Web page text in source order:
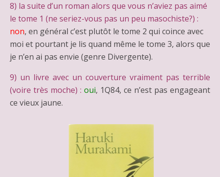
8) la suite d’un roman alors que vous n’aviez pas aimé
le tome 1 (ne seriez-vous pas un peu masochiste?) :
non, en général c’est plutôt le tome 2 qui coince avec
moi et pourtant je lis quand même le tome 3, alors que
je n’en ai pas envie (genre Divergente).
9) un livre avec un couverture vraiment pas terrible
(voire très moche) : oui, 1Q84, ce n’est pas engageant
ce vieux jaune.